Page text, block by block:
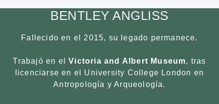
BENTLEY ANGLISS
Fallecido en el 2015, su legado permanece.
Trabajó en elVictoria and Albert Museum, tras
licenciarse en el University College London en
Antropología y Arqueología.